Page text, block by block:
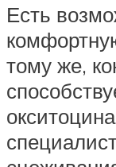
Есть
тому же,